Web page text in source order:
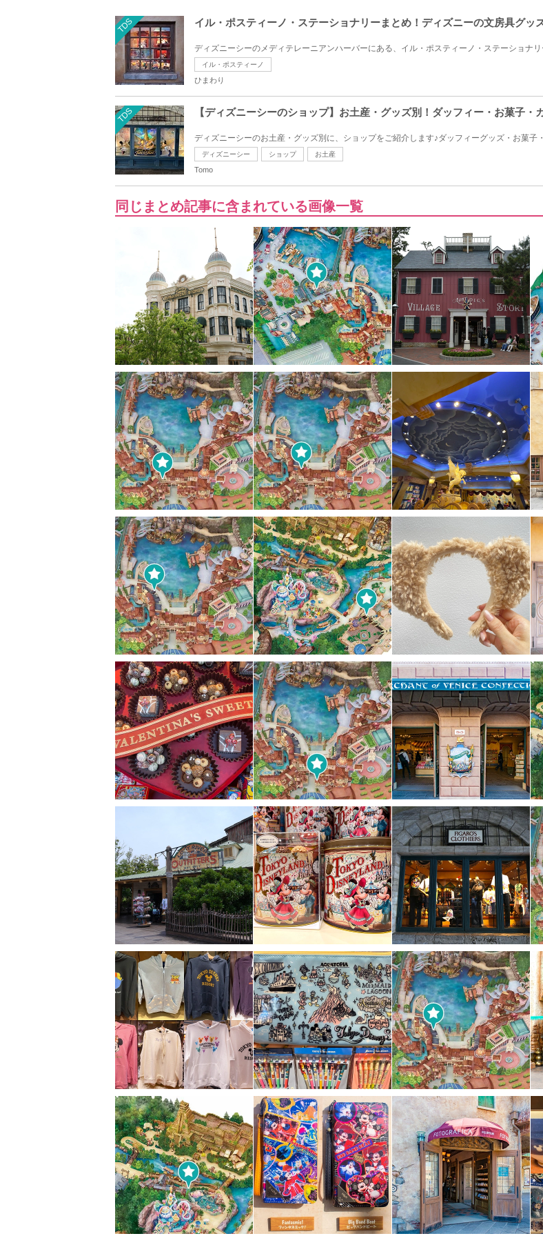
TDS イル・ポスティーノ・ステーショナリーまとめ！ディズニーの文房具グッ
ディズニーシーのメディテレーニアンハーバーにある、イル・ポスティーノ・ステーショナ
イル・ポスティーノ
ひまわり
TDS 【ディズニーシーのショップ】お土産・グッズ別！ダッフィー・お菓子・
ディズニーシーのお土産・グッズ別に、ショップをご紹介します♪ダッフィーグッズ・お菓子
ディズニーシー ショップ お土産
Tomo
同じまとめ記事に含まれている画像一覧